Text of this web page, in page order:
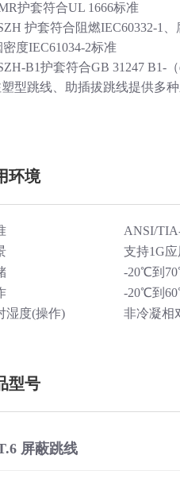
护套符合UL 1666标准
护套符合阻燃IEC60332-1、
度IEC61034-2标准
B1护套符合GB 31247 B1-
塑型跳线、助插拔跳线提供多
环境
ANSI/
支持1G
-20℃到
-20℃到
湿度(操作)
非冷凝相
型号
屏蔽跳线